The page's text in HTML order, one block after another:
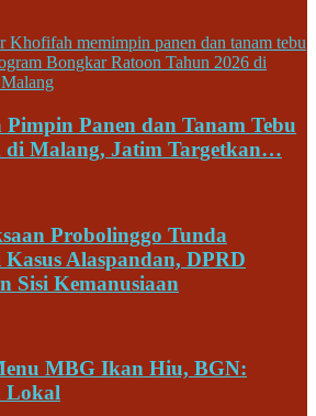
Panen dan Tanam Tebu
di Malang, Jatim Targetkan…
Probolinggo Tunda
Kasus Alaspandan, DPRD
Sisi Kemanusiaan
MBG Ikan Hiu, BGN:
Lokal